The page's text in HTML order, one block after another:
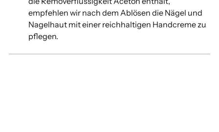
empfehlen wir nach dem Ablösen die Nägel und
Nagelhaut mit einer reichhaltigen Handcreme zu
pflegen.